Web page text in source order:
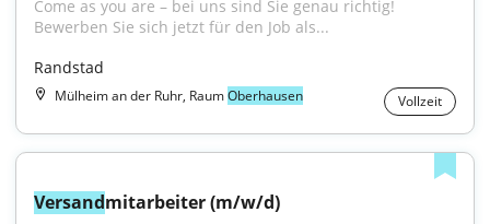
Come as you are – bei uns sind Sie genau richtig!
Bewerben Sie sich jetzt für den Job als...
Randstad
Mülheim an der Ruhr, RaumOberhausen Vollzeit
Versandmitarbeiter (m/w/d)